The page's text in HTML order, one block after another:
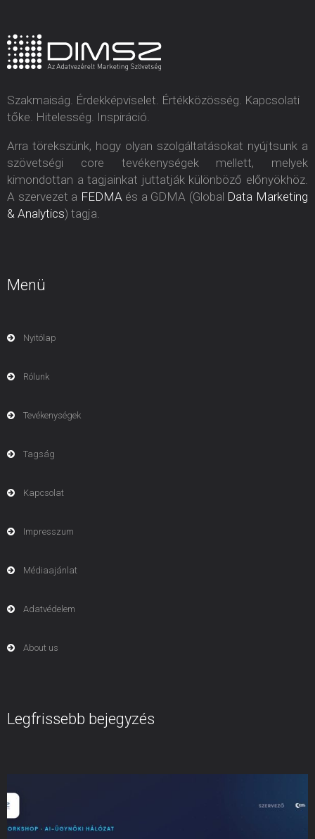
Szakmaiság. Érdekképviselet. Értékközösség. Kapcsolati
tőke. Hitelesség. Inspiráció.
Arra törekszünk, hogy olyan szolgáltatásokat nyújtsunk a
szövetségi core tevékenységek mellett, melyek
kimondottan a tagjainkat juttatják különböző előnyökhöz.
A szervezet a FEDMA és a GDMA (Global Data Marketing
& Analytics) tagja.
Menü
Nyitólap
Rólunk
Tevékenységek
Tagság
Kapcsolat
Impresszum
Médiaajánlat
Adatvédelem
About us
Legfrissebb bejegyzés